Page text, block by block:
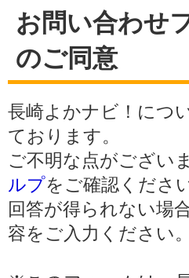
お問い合わせ
のご同意
長崎よかナビ！につ
ております。
ご不明な点がござい
ルプをご確認ください
回答が得られない場合
容をご入力ください。